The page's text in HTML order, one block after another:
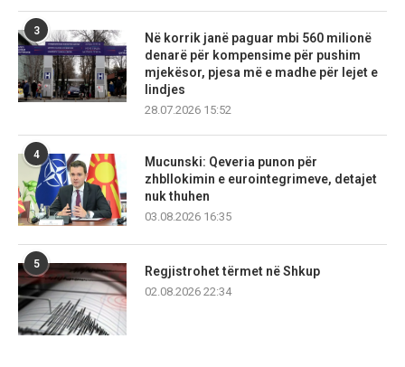
3
Në korrik janë paguar mbi 560 milionë
denarë për kompensime për pushim
mjekësor, pjesa më e madhe për lejet e
lindjes
28.07.2026 15:52
4
Mucunski: Qeveria punon për
zhbllokimin e eurointegrimeve, detajet
nuk thuhen
03.08.2026 16:35
5
Regjistrohet tërmet në Shkup
02.08.2026 22:34